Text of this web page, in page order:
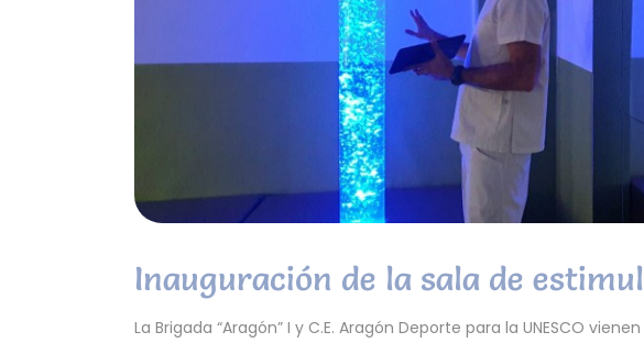
Inauguración de la sala de
La Brigada “Aragón” I y C.E. Aragón Deporte para la UNESCO